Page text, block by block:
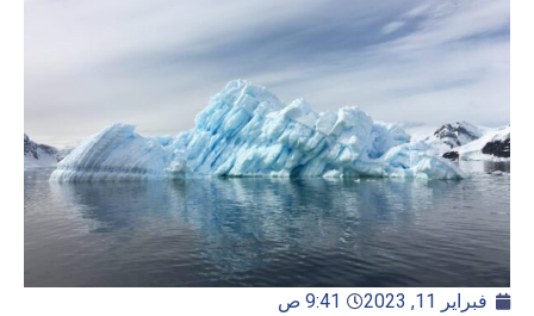
فبراير 11, 2023 9:41 ص